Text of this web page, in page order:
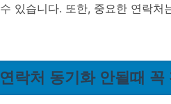
있습니다. 또한, 중요한 연락처
락처 동기화 안될때 꼭